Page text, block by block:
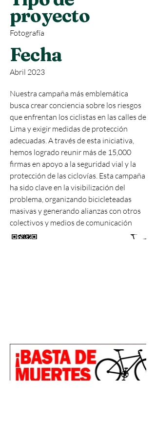
proyecto
Fotografía
Fecha
Abril 2023
Nuestra campaña más emblemática
busca crear conciencia sobre los riesgos
que enfrentan los ciclistas en las calles de
Lima y exigir medidas de protección
adecuadas. A través de esta iniciativa,
hemos logrado reunir más de 15,000
firmas en apoyo a la seguridad vial y la
protección de las ciclovías. Esta campaña
ha sido clave en la visibilización del
problema, organizando bicicleteadas
masivas y generando alianzas con otros
colectivos y medios de comunicación